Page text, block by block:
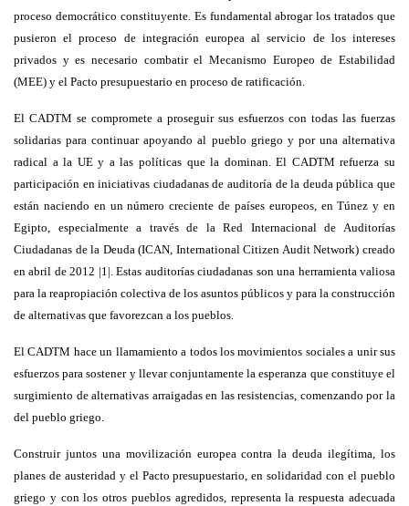
proceso democrático constituyente. Es fundamental abrogar los tratados que
pusieron el proceso de integración europea al servicio de los intereses
privados y es necesario combatir el Mecanismo Europeo de Estabilidad
(MEE) y el Pacto presupuestario en proceso de ratificación.
El CADTM se compromete a proseguir sus esfuerzos con todas las fuerzas
solidarias para continuar apoyando al pueblo griego y por una alternativa
radical a la UE y a las políticas que la dominan. El CADTM refuerza su
participación en iniciativas ciudadanas de auditoría de la deuda pública que
están naciendo en un número creciente de países europeos, en Túnez y en
Egipto, especialmente a través de la Red Internacional de Auditorías
Ciudadanas de la Deuda (ICAN, International Citizen Audit Network) creado
en abril de 2012 |1|. Estas auditorías ciudadanas son una herramienta valiosa
para la reapropiación colectiva de los asuntos públicos y para la construcción
de alternativas que favorezcan a los pueblos.
El CADTM hace un llamamiento a todos los movimientos sociales a unir sus
esfuerzos para sostener y llevar conjuntamente la esperanza que constituye el
surgimiento de alternativas arraigadas en las resistencias, comenzando por la
del pueblo griego.
Construir juntos una movilización europea contra la deuda ilegítima, los
planes de austeridad y el Pacto presupuestario, en solidaridad con el pueblo
griego y con los otros pueblos agredidos, representa la respuesta adecuada